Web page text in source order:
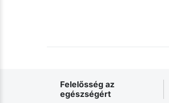
Felelősség az
egészségért